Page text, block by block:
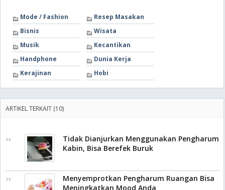
Mode / Fashion
Resep Masakan
Bisnis
Wisata
Musik
Kecantikan
Handphone
Dunia Kerja
Kerajinan
Hobi
ARTIKEL TERKAIT (10)
Tidak Dianjurkan Menggunakan Pengharum
Kabin, Bisa Berefek Buruk
Menyemprotkan Pengharum Ruangan Bisa
Meningkatkan Mood Anda